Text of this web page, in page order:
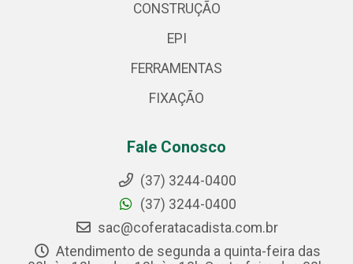
CONSTRUÇÃO
EPI
FERRAMENTAS
FIXAÇÃO
Fale Conosco
(37) 3244-0400
(37) 3244-0400
sac@coferatacadista.com.br
Atendimento de segunda a quinta-feira das